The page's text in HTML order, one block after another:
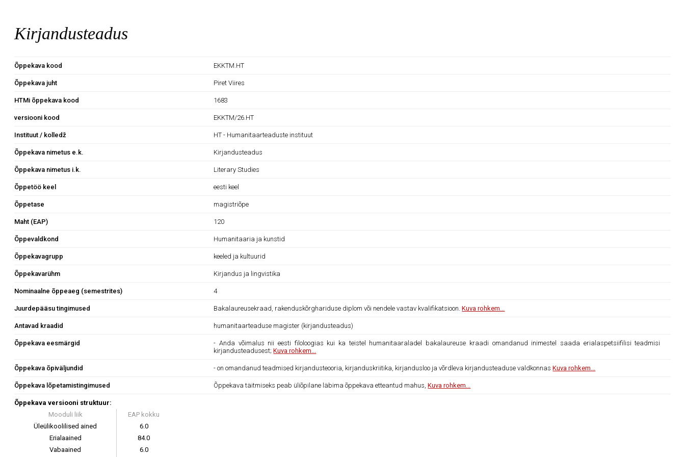
Kirjandusteadus
Õppekava kood EKKTM.HT
Õppekava juht Piret Viires
HTMi õppekava kood 1683
versiooni kood EKKTM/26.HT
Instituut / kolledž HT - Humanitaarteaduste instituut
Õppekava nimetus e.k. Kirjandusteadus
Õppekava nimetus i.k. Literary Studies
Õppetöö keel eesti keel
Õppetase magistriõpe
Maht (EAP) 120
Õppevaldkond Humanitaaria ja kunstid
Õppekavagrupp keeled ja kultuurid
Õppekavarühm Kirjandus ja lingvistika
Nominaalne õppeaeg (semestrites) 4
Juurdepääsu tingimused Bakalaureusekraad, rakenduskõrghariduse diplom või nendele vastav kvalifikatsioon. Kuva rohkem...
Antavad kraadid humanitaarteaduse magister (kirjandusteadus)
Õppekava eesmärgid
- Anda võimalus nii eesti filoloogias kui ka teistel humanitaaraladel bakalaureuse kraadi omandanud inimestel saada erialaspetsiifilisi teadmisi
kirjandusteadusest;Kuva rohkem...
Õppekava õpiväljundid - on omandanud teadmised kirjandusteooria, kirjanduskriitika, kirjandusloo ja võrdleva kirjandusteaduse valdkonnas Kuva rohkem...
Õppekava lõpetamistingimused Õppekava täitmiseks peab üliõpilane läbima õppekava etteantud mahus, Kuva rohkem...
Õppekava versiooni struktuur:
Mooduli liik
EAP kokku
Üleülikoolilised ained
6.0
Erialaained
84.0
Vabaained
6.0